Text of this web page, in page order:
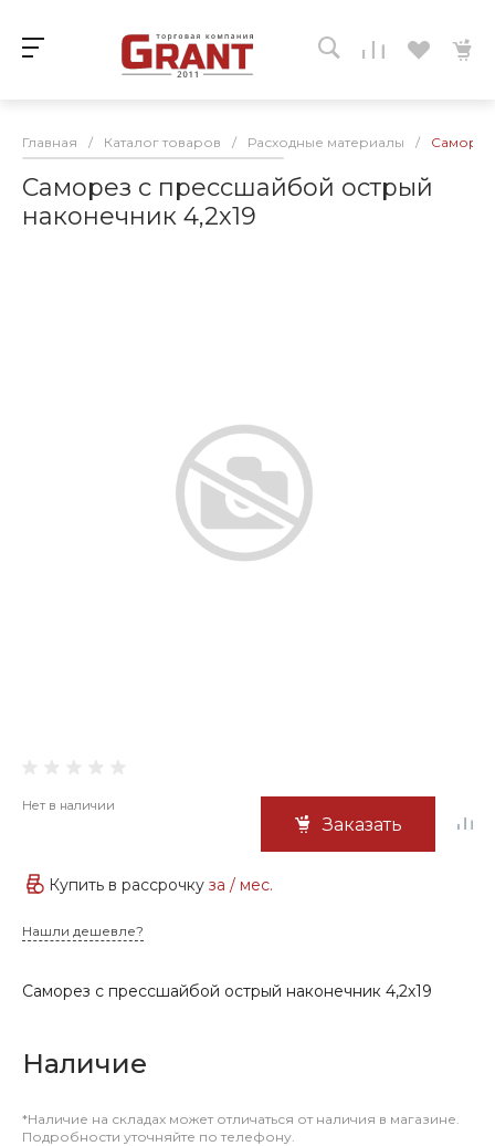
Главная / Каталог товаров / Расходные материалы / Саморез
Саморез с прессшайбой острый
наконечник 4,2х19
Нет в наличии
Заказать
Купить в рассрочку за / мес.
Нашли дешевле?
Саморез с прессшайбой острый наконечник 4,2х19
Наличие
*Наличие на складах может отличаться от наличия в магазине.
Подробности уточняйте по телефону.